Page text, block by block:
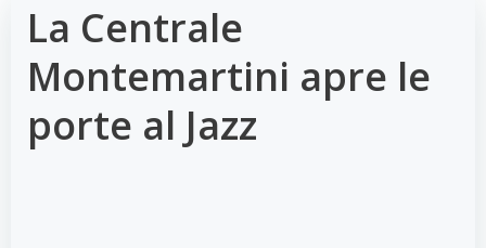
La Centrale
Montemartini apre le
porte al Jazz